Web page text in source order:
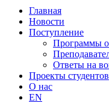
Главная
Новости
Поступление
Программы
Ответы на
Проекты студентов
О нас
EN